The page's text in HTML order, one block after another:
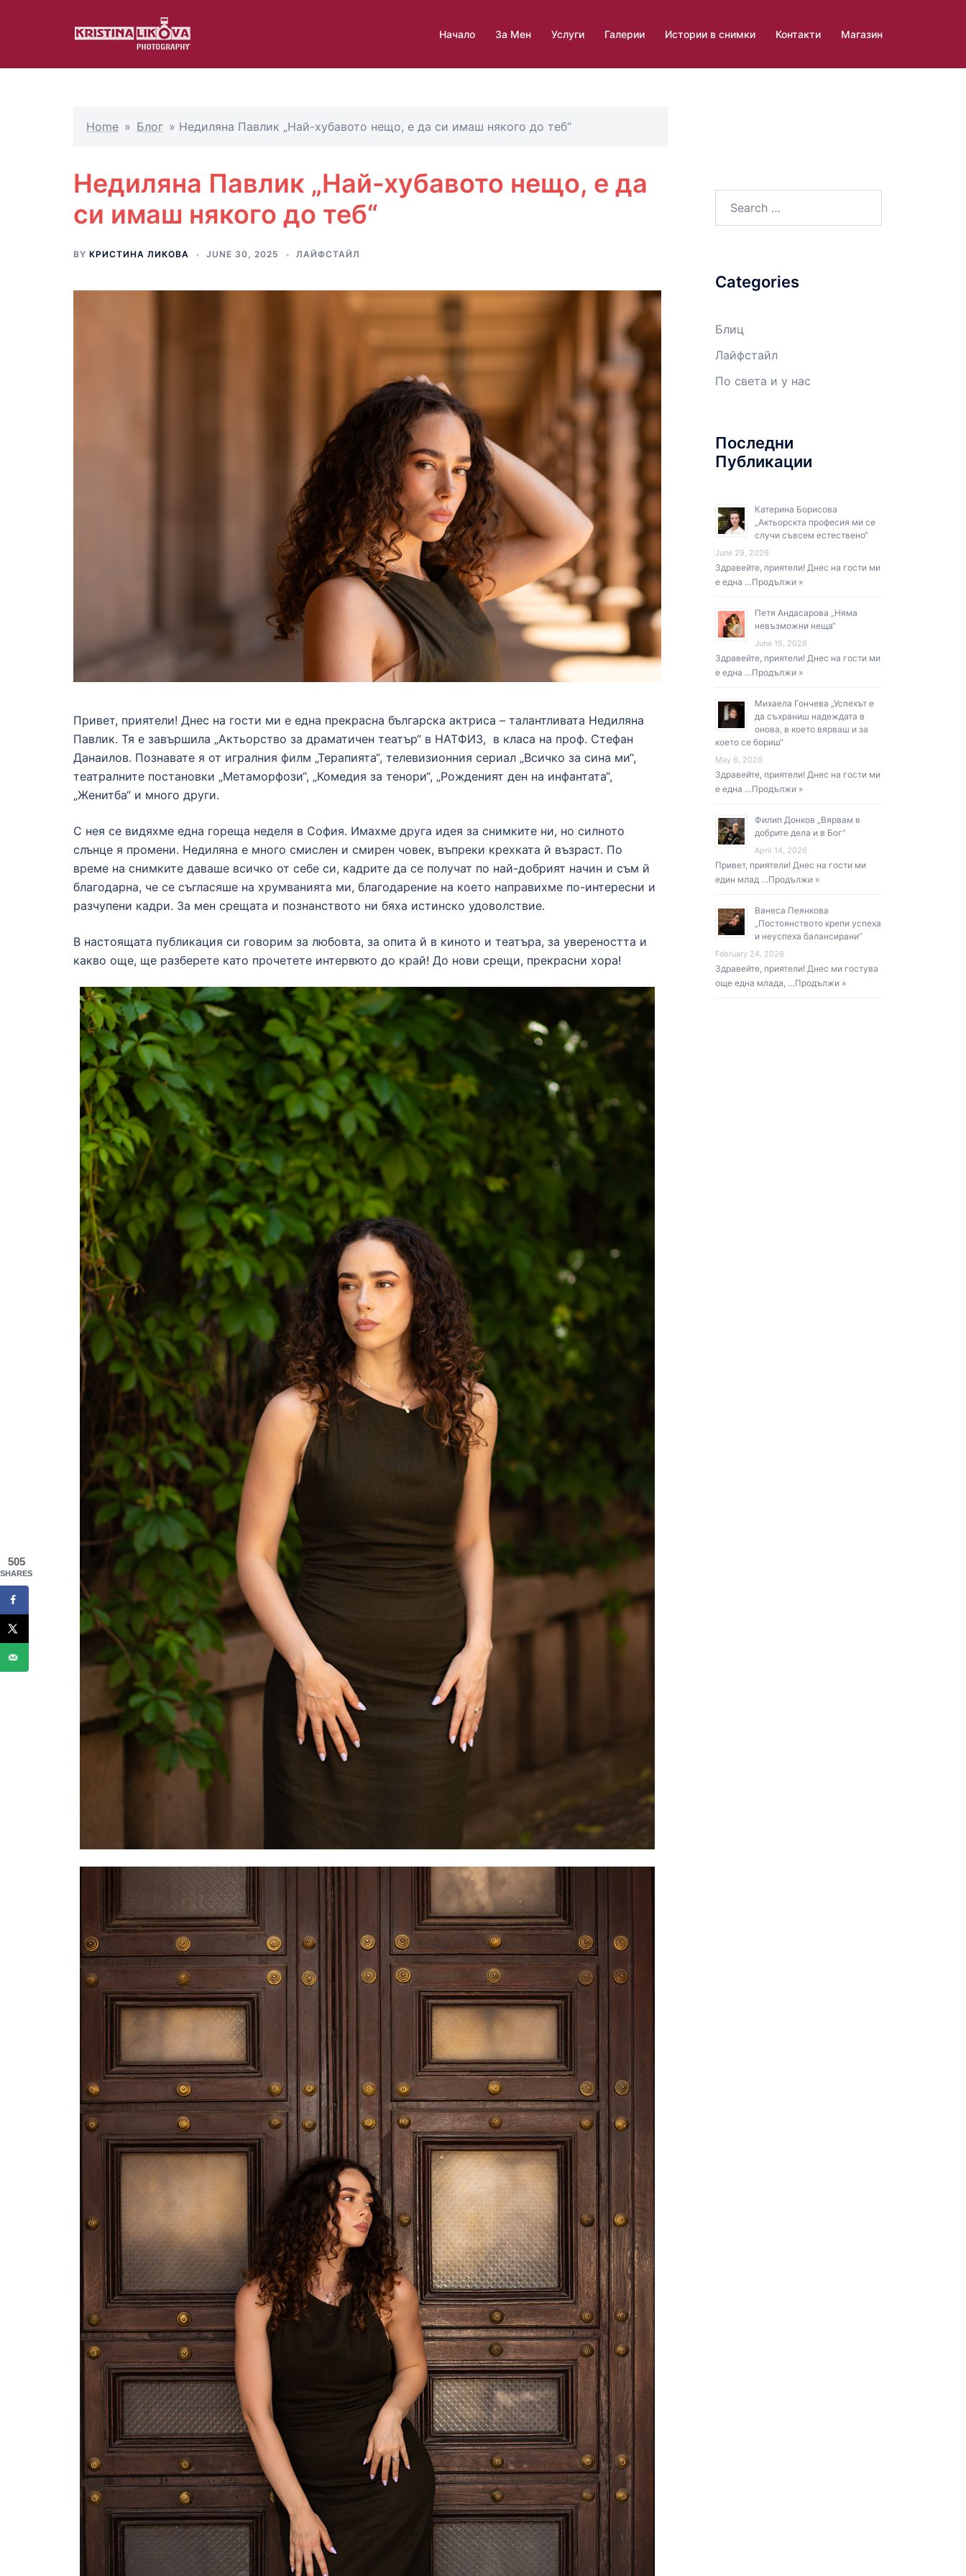
Начало За Мен Услуги Галерии Истории в снимки Контакти Магазин
Home » Блог » Недиляна Павлик „Най-хубавото нещо, е да си имаш някого до теб“
Недиляна Павлик „Най-хубавото нещо, е да
си имаш някого до теб“
BY КРИСТИНА ЛИКОВА JUNE 30, 2025 ЛАЙФСТАЙЛ
Привет, приятели! Днес на гости ми е една прекрасна българска актриса – талантливата Недиляна
Павлик. Тя е завършила „Актьорство за драматичен театър“ в НАТФИЗ, в класа на проф. Стефан
Данаилов. Познавате я от игралния филм „Терапията“, телевизионния сериал „Всичко за сина ми“,
театралните постановки „Метаморфози“, „Комедия за тенори“, „Рожденият ден на инфантата“,
„Женитба“ и много други.
С нея се видяхме една гореща неделя в София. Имахме друга идея за снимките ни, но силното
слънце я промени. Недиляна е много смислен и смирен човек, въпреки крехката й възраст. По
време на снимките даваше всичко от себе си, кадрите да се получат по най-добрият начин и съм й
благодарна, че се съгласяше на хрумванията ми, благодарение на което направихме по-интересни и
разчупени кадри. За мен срещата и познанството ни бяха истинско удоволствие.
В настоящата публикация си говорим за любовта, за опита й в киното и театъра, за увереността и
какво още, ще разберете като прочетете интервюто до край! До нови срещи, прекрасни хора!
Categories
Блиц
Лайфстайл
По света и у нас
Последни
Публикации
Катерина Борисова
„Актьорскта професия ми се
случи съвсем естествено“
June 29, 2026
Здравейте, приятели! Днес на гости ми
е една …Продължи »
Петя Андасарова „Няма
невъзможни неща“
June 15, 2026
Здравейте, приятели! Днес на гости ми
е една …Продължи »
Михаела Гончева „Успехът е
да съхраниш надеждата в
онова, в което вярваш и за
което се бориш“
May 6, 2026
Здравейте, приятели! Днес на гости ми
е една …Продължи »
Филип Донков „Вярвам в
добрите дела и в Бог“
April 14, 2026
Привет, приятели! Днес на гости ми
един млад …Продължи »
Ванеса Пеянкова
„Постоянството крепи успеха
и неуспеха балансирани”
February 24, 2026
Здравейте, приятели! Днес ми гостува
още една млада, …Продължи »
505
SHARES